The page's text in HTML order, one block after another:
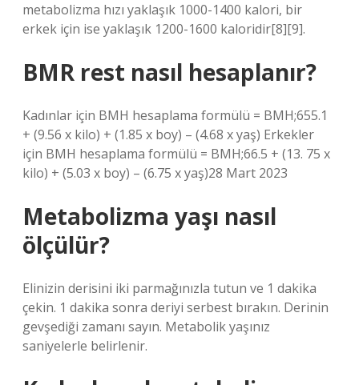
metabolizma hızı yaklaşık 1000-1400 kalori, bir
erkek için ise yaklaşık 1200-1600 kaloridir[8][9].
BMR rest nasıl hesaplanır?
Kadınlar için BMH hesaplama formülü = BMH;655.1
+ (9.56 x kilo) + (1.85 x boy) – (4.68 x yaş) Erkekler
için BMH hesaplama formülü = BMH;66.5 + (13. 75 x
kilo) + (5.03 x boy) – (6.75 x yaş)28 Mart 2023
Metabolizma yaşı nasıl
ölçülür?
Elinizin derisini iki parmağınızla tutun ve 1 dakika
çekin. 1 dakika sonra deriyi serbest bırakın. Derinin
gevşediği zamanı sayın. Metabolik yaşınız
saniyelerle belirlenir.